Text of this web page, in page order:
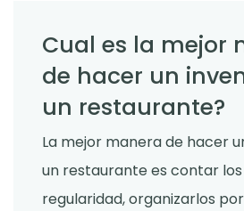
Cual es la mejor
de hacer un
un restaurante?
La mejor manera de hacer
un restaurante es contar
regularidad, organizarlos